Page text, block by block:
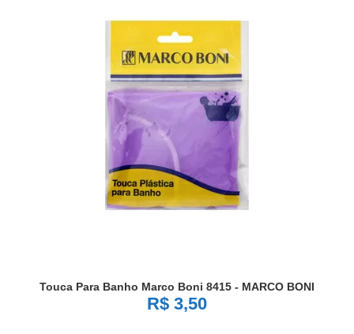
Touca Para Banho Marco Boni 8415 - MARCO BONI
R$ 3,50